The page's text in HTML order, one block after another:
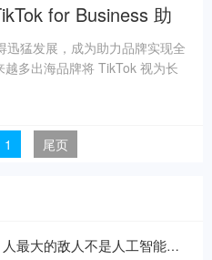
for Business 助
化营销奖
猛发展，成为助力品牌实现全
多出海品牌将 TikTok 视为长
外市场。在近日公布的 2022
单中，荣耀、小米、海尔、
上的营销实践斩获多项实效
1 尾页
敌人不是人工智能，而是科层制